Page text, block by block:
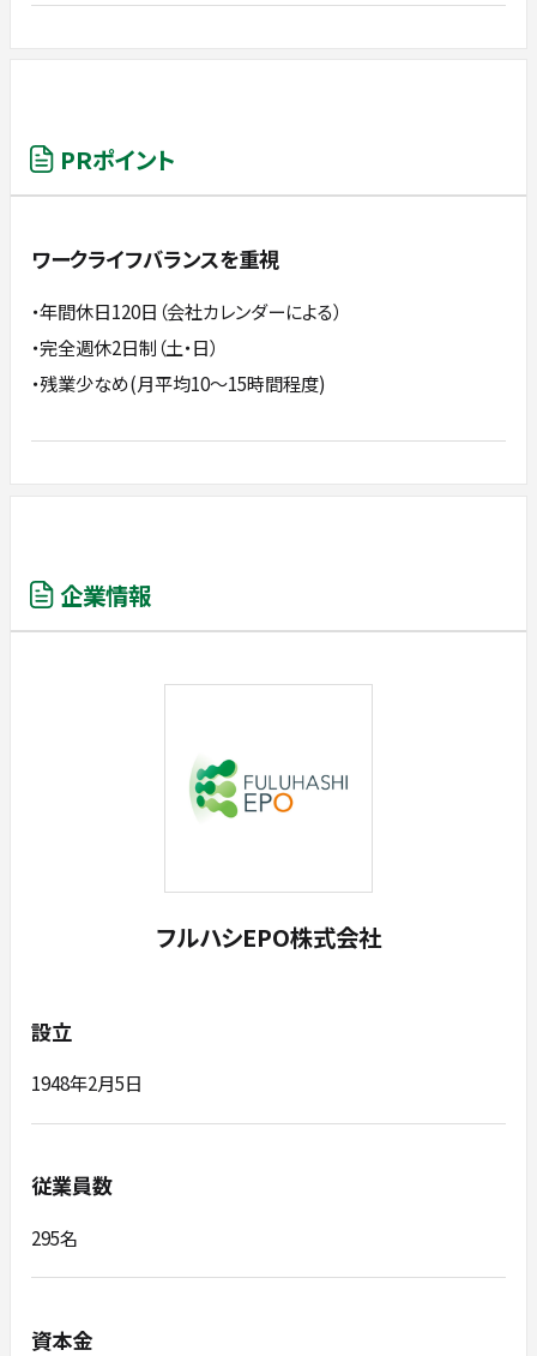
PRポイント
ワークライフバランスを重視
・年間休日120日（会社カレンダーによる）
・完全週休2日制（土・日）
・残業少なめ(月平均10～15時間程度)
企業情報
フルハシEPO株式会社
設立
1948年2月5日
従業員数
295名
資本金